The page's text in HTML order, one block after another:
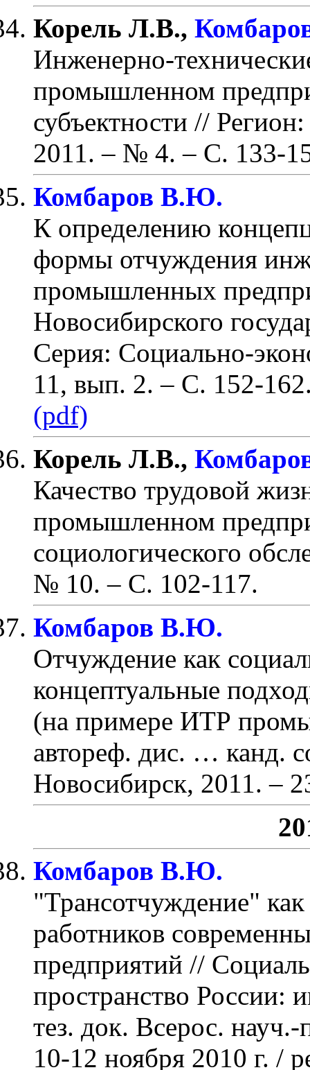
Корель Л.В.,
Инженерно-
промышленном
субъектности //
2011. – № 4. – С. 133-
Комбаров В.Ю.
К определению
формы отчуждения
промышленных
Новосибирского
Серия: Социально-
11, вып. 2. – С. 152-162
(pdf)
Корель Л.В.,
Качество трудовой
промышленном
социологического
№ 10. – С. 102-117.
Комбаров В.Ю.
Отчуждение как
концептуальные
(на примере ИТР
автореф. дис. … канд.
Новосибирск, 2011. –
Комбаров В.Ю.
"Трансотчуждение"
работников
предприятий //
пространство России:
тез. док. Всерос.
10-12 ноября 2010 г. /